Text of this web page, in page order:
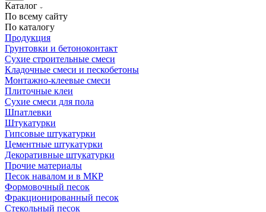
Каталог
По всему сайту
По каталогу
Продукция
Грунтовки и бетоноконтакт
Сухие строительные смеси
Кладочные смеси и пескобетоны
Монтажно-клеевые смеси
Плиточные клеи
Сухие смеси для пола
Шпатлевки
Штукатурки
Гипсовые штукатурки
Цементные штукатурки
Декоративные штукатурки
Прочие материалы
Песок навалом и в МКР
Формовочный песок
Фракционированный песок
Стекольный песок